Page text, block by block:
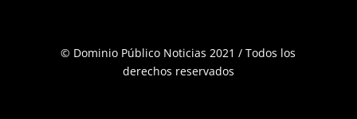
© Dominio Público Noticias 2021 / Todos los
derechos reservados